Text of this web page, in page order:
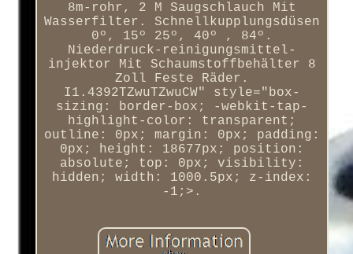
8m-rohr, 2 M Saugschlauch Mit
Wasserfilter. Schnellkupplungsdüsen
0º, 15º 25º, 40º , 84º.
Niederdruck-reinigungsmittel-
injektor Mit Schaumstoffbehälter 8
Zoll Feste Räder.
I1.4392TZwuTZwuCW" style="box-
sizing: border-box; -webkit-tap-
highlight-color: transparent;
outline: 0px; margin: 0px; padding:
0px; height: 18677px; position:
absolute; top: 0px; visibility:
hidden; width: 1000.5px; z-index:
-1;>.